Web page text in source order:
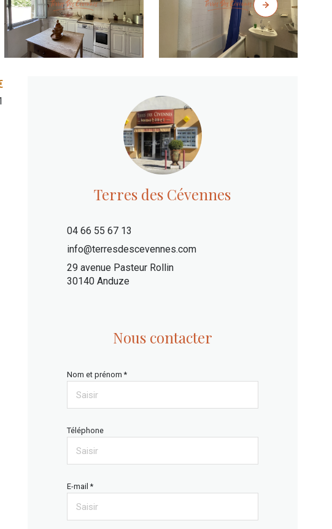
Terres des Cévennes
04 66 55 67 13
info@terresdescevennes.com
29 avenue Pasteur Rollin
30140 Anduze
Nous contacter
Nom et prénom *
Téléphone
E-mail *